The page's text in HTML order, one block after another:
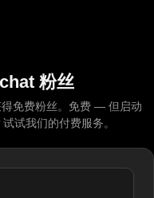
粉丝
免费粉丝。免费 — 但启动
试我们的付费服务。